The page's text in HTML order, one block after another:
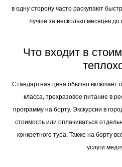
в одну сторону часто раскупают
лучше за несколько месяцев до
Что входит в
Стандартная цена обычно включает
класса, трехразовое питание в
программу на борту. Экскурсии в
стоимость или оплачиваться
конкретного тура. Также на борту
услуги